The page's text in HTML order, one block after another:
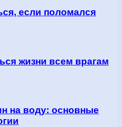
если поломался
жизни всем врагам
на воду: основные